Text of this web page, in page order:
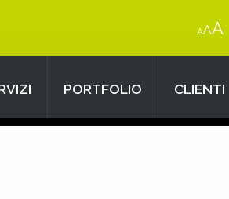
AAA
PORTFOLIO CLIENTI